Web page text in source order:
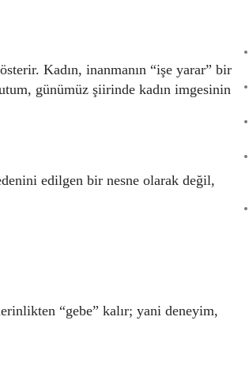
Kadın, inanmanın “işe yarar” bir
günümüz şiirinde kadın imgesinin
edilgen bir nesne olarak değil,
“gebe” kalır; yani deneyim,